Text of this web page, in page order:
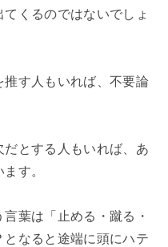
くるのではないでしょ
す人もいれば、不要論
とする人もいれば、あ
す。
葉は「止める・蹴る・
なると途端に頭にハテ